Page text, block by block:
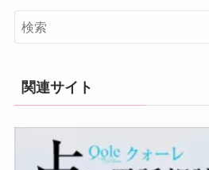
関連サイト